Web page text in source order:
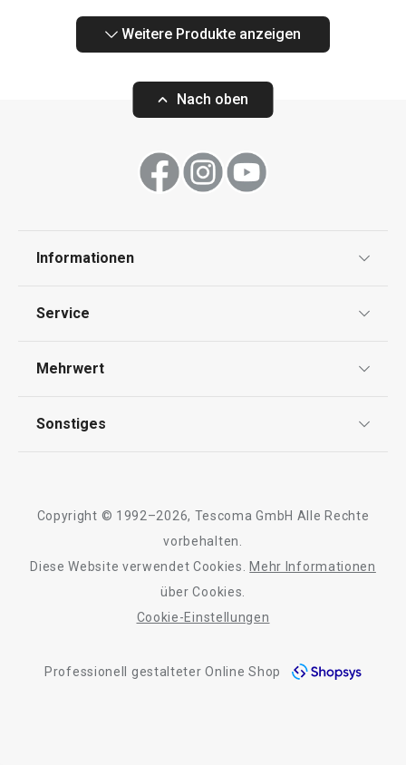
Weitere Produkte anzeigen
Nach oben
Informationen
Impressum
Service
Kontaktformular
Mehrwert
Qualität
Sonstiges
Barrierefreiheit
Copyright © 1992–2026, Tescoma GmbH Alle Rechte
vorbehalten.
Diese Website verwendet Cookies.
Mehr Informationen
über Cookies.
Cookie-Einstellungen
Professionell gestalteter Online Shop